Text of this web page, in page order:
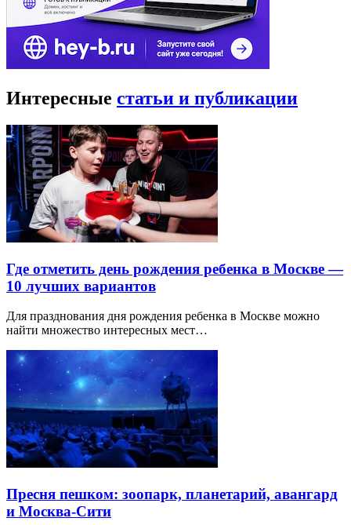
Интересные статьи и публикации
Где отметить день рождения ребенка в Москве —
10 лучших вариантов
Для празднования дня рождения ребенка в Москве можно
найти множество интересных мест…
Пресня пешком: зоопарк, планетарий, авангард
и Москва-Сити